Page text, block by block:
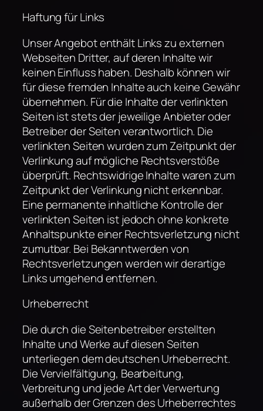
Haftung für Links
Unser Angebot enthält Links zu externen
Webseiten Dritter, auf deren Inhalte wir
keinen Einfluss haben. Deshalb können wir
für diese fremden Inhalte auch keine Gewähr
übernehmen. Für die Inhalte der verlinkten
Seiten ist stets der jeweilige Anbieter oder
Betreiber der Seiten verantwortlich. Die
verlinkten Seiten wurden zum Zeitpunkt der
Verlinkung auf mögliche Rechtsverstöße
überprüft. Rechtswidrige Inhalte waren zum
Zeitpunkt der Verlinkung nicht erkennbar.
Eine permanente inhaltliche Kontrolle der
verlinkten Seiten ist jedoch ohne konkrete
Anhaltspunkte einer Rechtsverletzung nicht
zumutbar. Bei Bekanntwerden von
Rechtsverletzungen werden wir derartige
Links umgehend entfernen.
Urheberrecht
Die durch die Seitenbetreiber erstellten
Inhalte und Werke auf diesen Seiten
unterliegen dem deutschen Urheberrecht.
Die Vervielfältigung, Bearbeitung,
Verbreitung und jede Art der Verwertung
außerhalb der Grenzen des Urheberrechtes